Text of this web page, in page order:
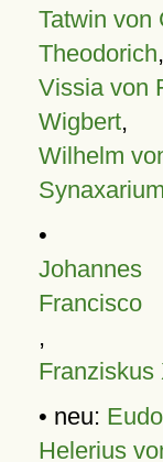
Tatwin von
Theodorich,
Vissia von
Wigbert,
Wilhelm
Synaxarium
•
Francisco
,
Franziskus
• neu: Eudo
Helerius